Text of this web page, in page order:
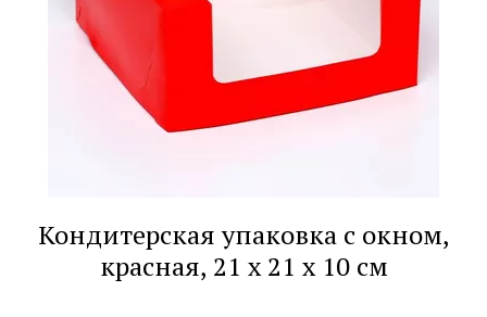
Кондитерская упаковка с окном,
красная, 21 х 21 х 10 см